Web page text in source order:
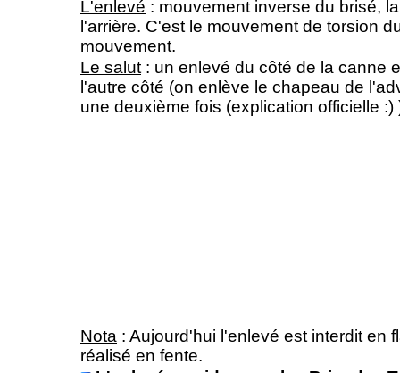
L'enlevé : mouvement inverse du brisé,
l'arrière. C'est le mouvement de torsion
mouvement.
Le salut : un enlevé du côté de la canne
l'autre côté (on enlève le chapeau de
une deuxième fois (explication officielle :)
Nota : Aujourd'hui l'enlevé est interdit en
réalisé en fente.